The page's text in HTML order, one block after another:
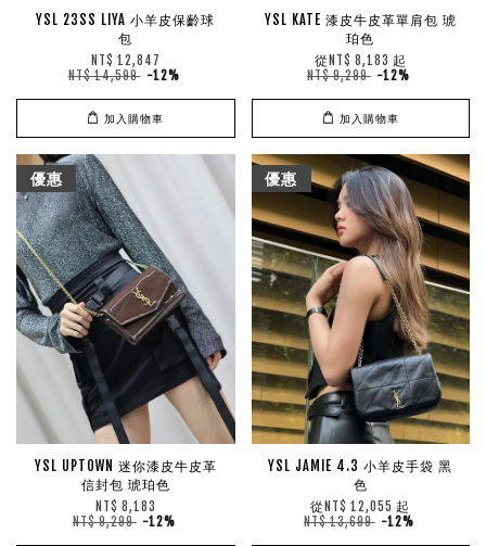
YSL 23SS LIYA 小羊皮保齡球
包
NT$ 12,847
NT$ 14,599 -12%
加入購物車
YSL KATE 漆皮牛皮革單肩包 琥
珀色
從 NT$ 8,183 起
NT$ 9,299 -12%
加入購物車
優惠
YSL UPTOWN 迷你漆皮牛皮革
信封包 琥珀色
NT$ 8,183
NT$ 9,299 -12%
優惠
YSL JAMIE 4.3 小羊皮手袋 黑
色
從 NT$ 12,055 起
NT$ 13,699 -12%